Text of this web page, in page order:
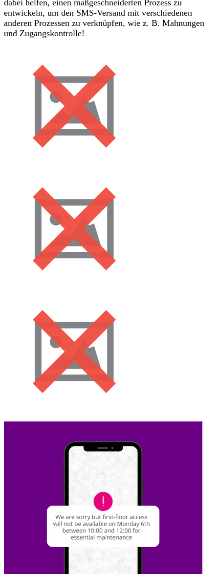
dabei helfen, einen maßgeschneiderten Prozess zu
entwickeln, um den SMS-Versand mit verschiedenen
anderen Prozessen zu verknüpfen, wie z. B. Mahnungen
und Zugangskontrolle!